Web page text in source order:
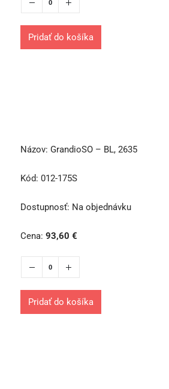
Pridať do košíka
Názov: GrandioSO – BL, 2635
Kód: 012-175S
Dostupnosť: Na objednávku
Cena: 93,60 €
Pridať do košíka